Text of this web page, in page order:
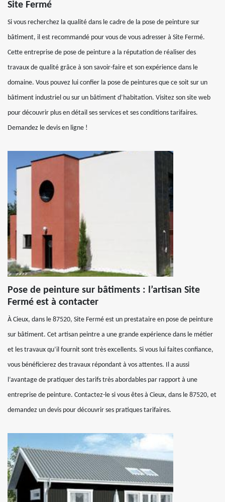
Site Fermé
Si vous recherchez la qualité dans le cadre de la pose de peinture sur
bâtiment, il est recommandé pour vous de vous adresser à Site Fermé.
Cette entreprise de pose de peinture a la réputation de réaliser des
travaux de qualité grâce à son savoir-faire et son expérience dans le
domaine. Vous pouvez lui confier la pose de peintures que ce soit sur un
bâtiment industriel ou sur un bâtiment d’habitation. Visitez son site web
pour découvrir plus en détail ses services et ses conditions tarifaires.
Demandez le devis en ligne !
Pose de peinture sur bâtiments : l’artisan Site
Fermé est à contacter
À Cieux, dans le 87520, Site Fermé est un prestataire en pose de peinture
sur bâtiment. Cet artisan peintre a une grande expérience dans le métier
et les travaux qu’il fournit sont très excellents. Si vous lui faites confiance,
vous bénéficierez des travaux répondant à vos attentes. Il a aussi
l’avantage de pratiquer des tarifs très abordables par rapport à une
entreprise de peinture. Contactez-le si vous êtes à Cieux, dans le 87520, et
demandez un devis pour découvrir ses pratiques tarifaires.